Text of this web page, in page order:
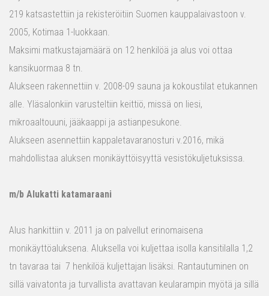
219 katsastettiin ja rekisteröitiin Suomen kauppalaivastoon v.
2005, Kotimaa 1-luokkaan.
Maksimi matkustajamäärä on 12 henkilöä ja alus voi ottaa
kansikuormaa 8 tn.
Alukseen rakennettiin v. 2008-09 sauna ja kokoustilat etukannen
alle. Yläsalonkiin varusteltiin keittiö, missä on liesi,
mikroaaltouuni, jääkaappi ja astianpesukone.
Alukseen asennettiin kappaletavaranosturi v.2016, mikä
mahdollistaa aluksen monikäyttöisyyttä vesistökuljetuksissa.
m/b Alukatti katamaraani
Alus hankittiin v. 2011 ja on palvellut erinomaisena
monikäyttöaluksena. Aluksella voi kuljettaa isolla kansitilalla 1,2
tn tavaraa tai 7 henkilöä kuljettajan lisäksi. Rantautuminen on
sillä vaivatonta ja turvallista avattavan keularampin myötä ja sillä